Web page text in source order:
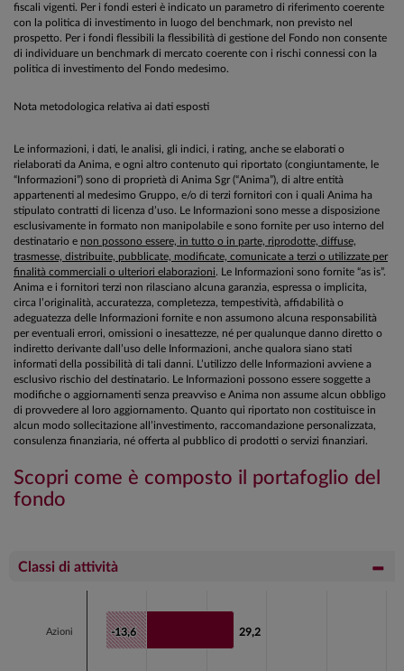
fiscali vigenti. Per i fondi esteri è indicato un parametro di riferimento coerente
con la politica di investimento in luogo del benchmark, non previsto nel
prospetto. Per i fondi flessibili la flessibilità di gestione del Fondo non consente
di individuare un benchmark di mercato coerente con i rischi connessi con la
politica di investimento del Fondo medesimo.
Nota metodologica relativa ai dati esposti
Le informazioni, i dati, le analisi, gli indici, i rating, anche se elaborati o
rielaborati da Anima, e ogni altro contenuto qui riportato (congiuntamente, le
“Informazioni”) sono di proprietà di Anima Sgr (“Anima”), di altre entità
appartenenti al medesimo Gruppo, e/o di terzi fornitori con i quali Anima ha
stipulato contratti di licenza d’uso. Le Informazioni sono messe a disposizione
esclusivamente in formato non manipolabile e sono fornite per uso interno del
destinatario e non possono essere, in tutto o in parte, riprodotte, diffuse,
trasmesse, distribuite, pubblicate, modificate, comunicate a terzi o utilizzate per
finalità commerciali o ulteriori elaborazioni. Le Informazioni sono fornite “as is”.
Anima e i fornitori terzi non rilasciano alcuna garanzia, espressa o implicita,
circa l’originalità, accuratezza, completezza, tempestività, affidabilità o
adeguatezza delle Informazioni fornite e non assumono alcuna responsabilità
per eventuali errori, omissioni o inesattezze, né per qualunque danno diretto o
indiretto derivante dall’uso delle Informazioni, anche qualora siano stati
informati della possibilità di tali danni. L’utilizzo delle Informazioni avviene a
esclusivo rischio del destinatario. Le Informazioni possono essere soggette a
modifiche o aggiornamenti senza preavviso e Anima non assume alcun obbligo
di provvedere al loro aggiornamento. Quanto qui riportato non costituisce in
alcun modo sollecitazione all’investimento, raccomandazione personalizzata,
consulenza finanziaria, né offerta al pubblico di prodotti o servizi finanziari.
Scopri come è composto il portafoglio del
fondo
Classi di attività
Bar chart with 2 data series.
View as data table, Chart
-13,6
-13,6 29,2
29,2
Azioni